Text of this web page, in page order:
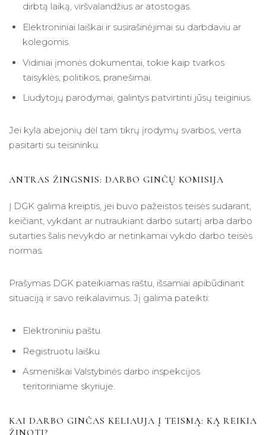
dirbtą laiką, viršvalandžius ar atostogas.
Elektroniniai laiškai ir susirašinėjimai su darbdaviu ar
kolegomis.
Vidiniai įmonės dokumentai, tokie kaip tvarkos
taisyklės, politikos, pranešimai.
Liudytojų parodymai, galintys patvirtinti jūsų teiginius.
Jei kyla abejonių dėl tam tikrų įrodymų svarbos, verta
pasitarti su teisininku.
ANTRAS ŽINGSNIS: DARBO GINČŲ KOMISIJA
Į DGK galima kreiptis, jei buvo pažeistos teisės sudarant,
keičiant, vykdant ar nutraukiant darbo sutartį arba darbo
sutarties šalis nevykdo ar netinkamai vykdo darbo teisės
normas.
Prašymas DGK pateikiamas raštu, išsamiai apibūdinant
situaciją ir savo reikalavimus. Jį galima pateikti:
Elektroniniu paštu.
Registruotu laišku.
Asmeniškai Valstybinės darbo inspekcijos
teritoriniame skyriuje.
KAI DARBO GINČAS KELIAUJA Į TEISMĄ: KĄ REIKIA